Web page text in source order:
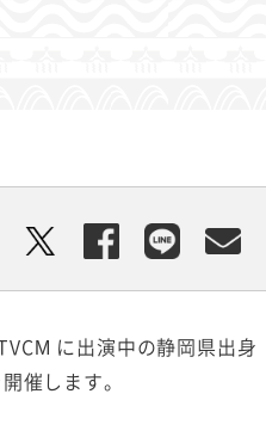
に出演中の静岡県出身
催します。